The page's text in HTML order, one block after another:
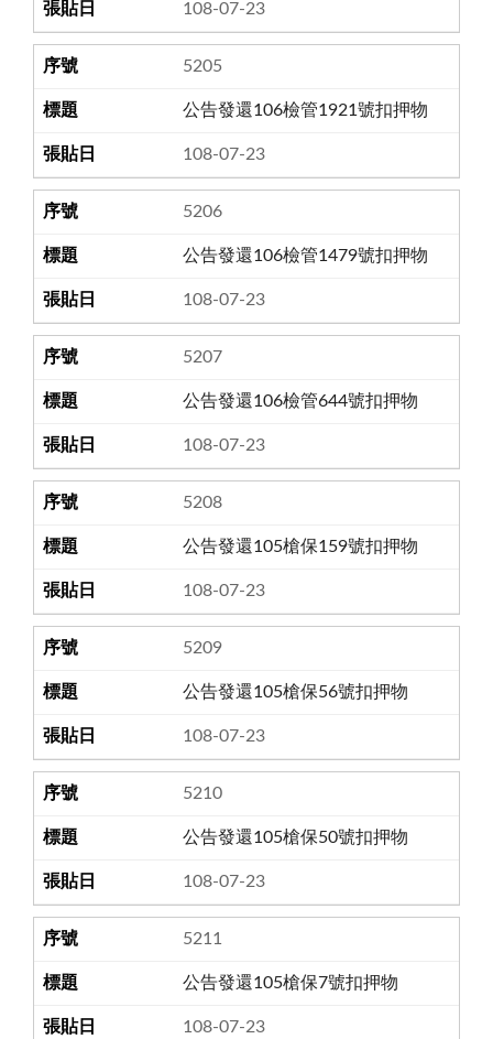
108-07-23
5205
公告發還106檢管1921號扣押物
108-07-23
5206
公告發還106檢管1479號扣押物
108-07-23
5207
公告發還106檢管644號扣押物
108-07-23
5208
公告發還105槍保159號扣押物
108-07-23
5209
公告發還105槍保56號扣押物
108-07-23
5210
公告發還105槍保50號扣押物
108-07-23
5211
公告發還105槍保7號扣押物
108-07-23